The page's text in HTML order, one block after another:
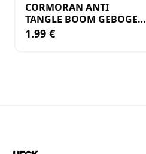
CORMORAN ANTI
TANGLE BOOM GEBOGEN
12CM M.WIRBEL(PLASTIK)
1.99 €